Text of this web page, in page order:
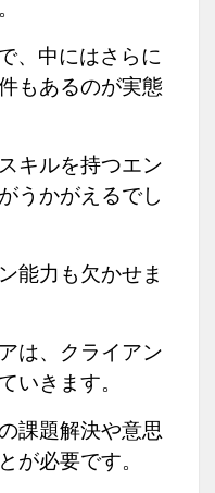
、中にはさらに
もあるのが実態
キルを持つエン
うかがえるでし
能力も欠かせま
は、クライアン
いきます。
課題解決や意思
が必要です。